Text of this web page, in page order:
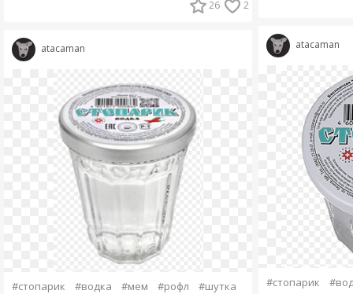
26 2
atacaman
#стопарик #водка #мем #рофл #шутка
atacaman
#стопарик